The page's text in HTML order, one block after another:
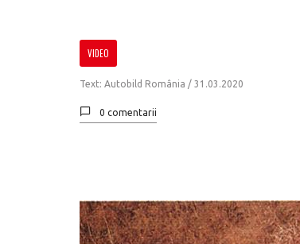
VIDEO
Text: Autobild România / 31.03.2020
0 comentarii